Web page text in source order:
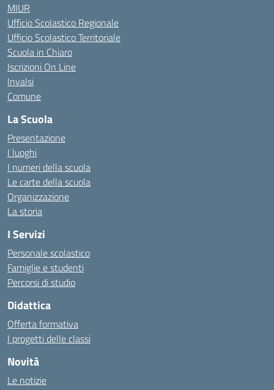
MIUR
Ufficio Scolastico Regionale
Ufficio Scolastico Territoriale
Scuola in Chiaro
Iscrizioni On Line
Invalsi
Comune
La Scuola
Presentazione
I luoghi
I numeri della scuola
Le carte della scuola
Organizzazione
La storia
I Servizi
Personale scolastico
Famiglie e studenti
Percorsi di studio
Didattica
Offerta formativa
I progetti delle classi
Novità
Le notizie